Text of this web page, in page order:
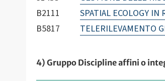
B2111
SPATIAL ECOLOGY IN
B5817
TELERILEVAMENTO
4) Gruppo Discipline affini o